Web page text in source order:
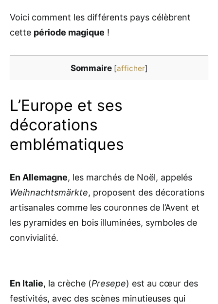
Voici comment les différents pays célèbrent
cette période magique !
Sommaire [afficher]
L’Europe et ses
décorations
emblématiques
En Allemagne, les marchés de Noël, appelés
Weihnachtsmärkte, proposent des décorations
artisanales comme les couronnes de l’Avent et
les pyramides en bois illuminées, symboles de
convivialité.
En Italie, la crèche (Presepe) est au cœur des
festivités, avec des scènes minutieuses qui